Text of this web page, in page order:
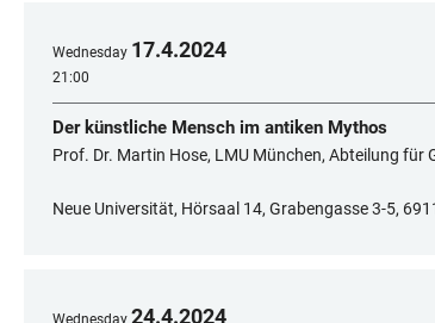
Wednesday 17.4.2024
21:00
Der künstliche Mensch im antiken Mythos
Prof. Dr. Martin Hose, LMU München, Abteilung für
Neue Universität, Hörsaal 14, Grabengasse 3-5,
Wednesday 24.4.2024